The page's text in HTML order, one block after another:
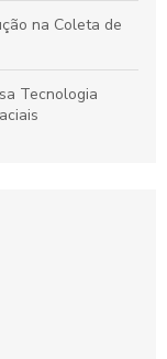
na Coleta de
Tecnologia
e Aplicações
na Gestão